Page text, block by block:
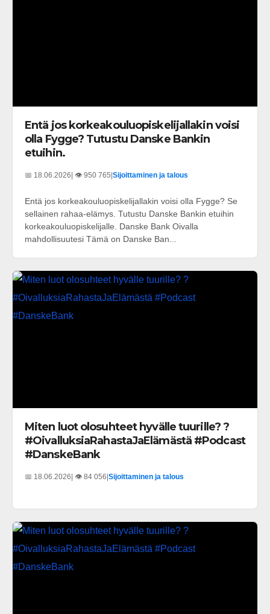
Entä jos korkeakouluopiskelijallakin voisi
olla Fygge? Tutustu Danske Bankin
etuihin.
📅 18.06.2026| 👁️ 950 765|Sijoittaminen ja talous
Entä jos korkeakouluopiskelijallakin voisi olla Fygge? Se
sellainen rahaa-elämys. Tutustu Danske Bankin etuihin
korkeakouluopiskelijalle. Danske Bank Oivalla
mahdollisuutesi Tämä on Danske Ban...
Miten luot olosuhteet hyvälle tuurille? ?
#OivalluksiaRahastaJaElämästä #Podcast
#DanskeBank
📅 18.06.2026 | 👁️ 84 056 Sijoittaminen ja talous